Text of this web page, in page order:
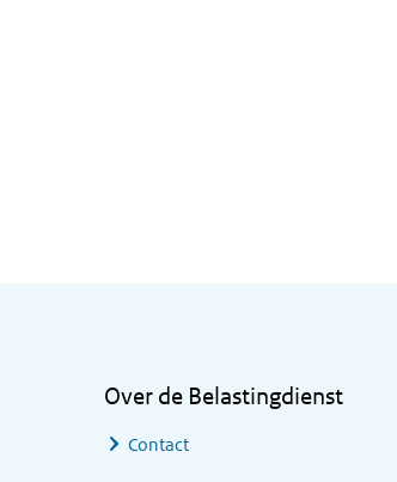
Over de Belastingdienst
Contact